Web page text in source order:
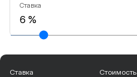
Ставка
Ставка Стоимость